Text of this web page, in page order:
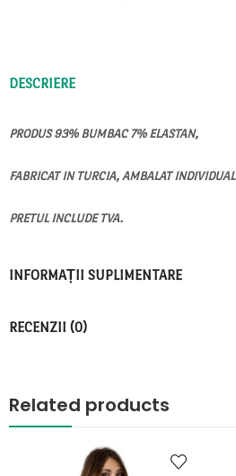
DESCRIERE
PRODUS 93% BUMBAC 7% ELASTAN,
FABRICAT IN TURCIA, AMBALAT INDIVIDUAL
PRETUL INCLUDE TVA.
INFORMAȚII SUPLIMENTARE
RECENZII (0)
Related products